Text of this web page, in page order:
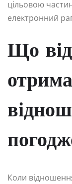
цільовою
електронний
Що
Коли